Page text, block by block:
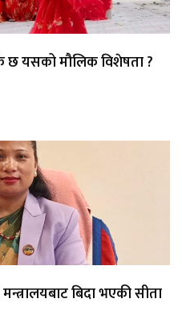
छ यसको मौलिक विशेषता ?
बिदा भएकी सीता